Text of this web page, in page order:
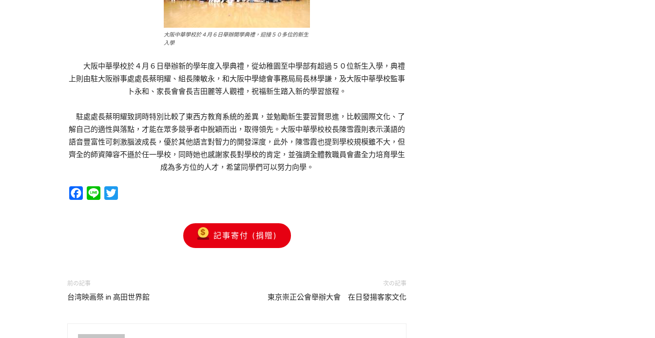
大阪中華學校於４月６日舉辦開學典禮，迎接５０多位的新生
入學
大阪中華學校於４月６日舉辦新的學年度入學典禮，從幼稚園至中學部有超過５０位新生入學，典禮
上則由駐大阪辦事處處長蔡明耀、組長陳敏永，和大阪中學總會事務局局長林學謙，及大阪中華學校監事
卜永和、家長會會長吉田麗等人觀禮，祝福新生踏入新的學習旅程。
駐處處長蔡明耀致詞時特別比較了東西方教育系統的差異，並勉勵新生要習賢思進，比較國際文化、了
解自己的適性與落點，才能在眾多競爭者中脫穎而出，取得領先。大阪中華學校校長陳雪霞則表示漢語的
語音豐富性可刺激腦波成長，優於其他語言對智力的開發深度，此外，陳雪霞也提到學校規模雖不大，但
齊全的師資陣容不遜於任一學校，同時她也感謝家長對學校的肯定，並強調全體教職員會盡全力培育學生
成為多方位的人才，希望同學們可以努力向學。
Facebook
Line
記事寄付 (捐贈)
前の記事
台湾映画祭 in 高田世界館
次の記事
東京崇正公會舉辦大會 在日發揚客家文化